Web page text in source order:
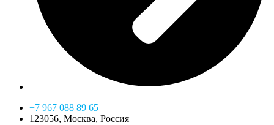
+7 967 088 89 65
123056, Москва, Россия